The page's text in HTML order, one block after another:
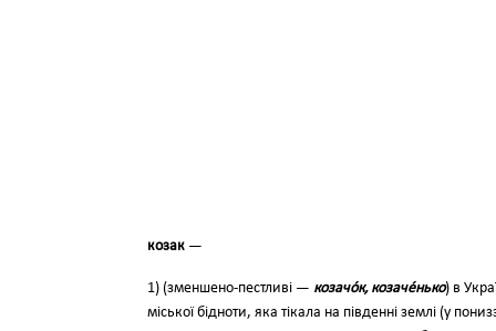
козак —
1) (зменшено-пестливі — козачо́к, козаче́нько) в
міської бідноти, яка тікала на південні землі (у